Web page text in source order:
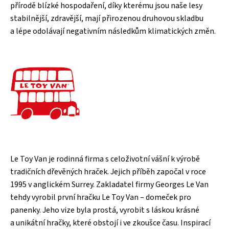
přírodě blízké hospodaření, díky kterému jsou naše lesy
stabilnější, zdravější, mají přirozenou druhovou skladbu
a lépe odolávají negativním následkům klimatických změn.
Le Toy Van je rodinná firma s celoživotní vášní k výrobě
tradičních dřevěných hraček. Jejich příběh započal v roce
1995 v anglickém Surrey. Zakladatel firmy Georges Le Van
tehdy vyrobil první hračku Le Toy Van – domeček pro
panenky. Jeho vize byla prostá, vyrobit s láskou krásné
a unikátní hračky, které obstojí i ve zkoušce času. Inspirací